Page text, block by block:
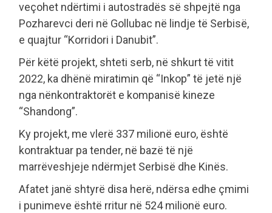
veçohet ndërtimi i autostradës së shpejtë nga
Pozharevci deri në Gollubac në lindje të Serbisë,
e quajtur “Korridori i Danubit”.
Për këtë projekt, shteti serb, në shkurt të vitit
2022, ka dhënë miratimin që “Inkop” të jetë një
nga nënkontraktorët e kompanisë kineze
“Shandong”.
Ky projekt, me vlerë 337 milionë euro, është
kontraktuar pa tender, në bazë të një
marrëveshjeje ndërmjet Serbisë dhe Kinës.
Afatet janë shtyrë disa herë, ndërsa edhe çmimi
i punimeve është rritur në 524 milionë euro.